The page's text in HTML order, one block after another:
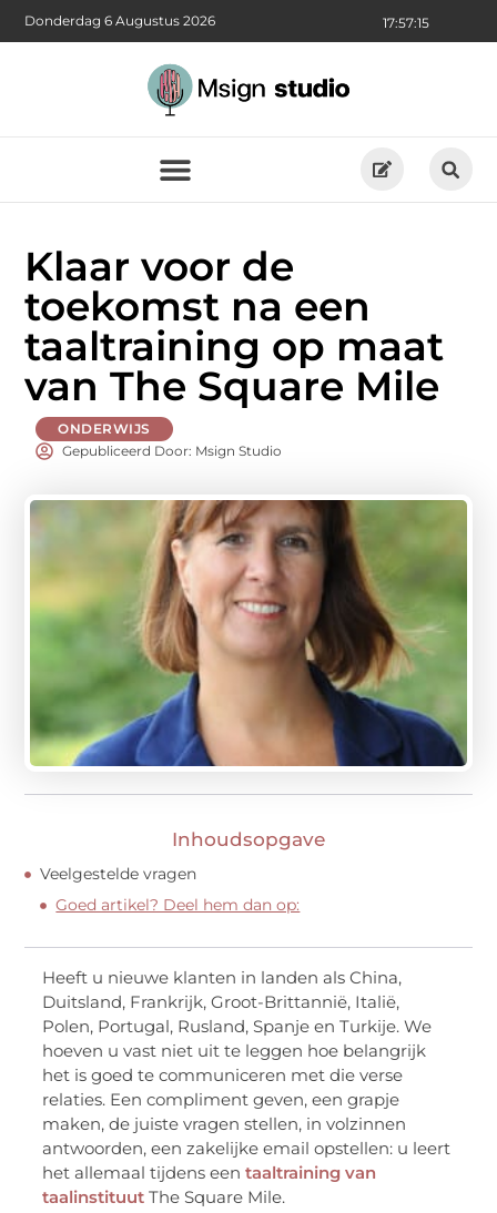
17:57:16
Donderdag 6 Augustus 2026
Klaar voor de
toekomst na een
taaltraining op maat
van The Square Mile
ONDERWIJS
Gepubliceerd Door: Msign Studio
Inhoudsopgave
Veelgestelde vragen
Goed artikel? Deel hem dan op:
Heeft u nieuwe klanten in landen als China,
Duitsland, Frankrijk, Groot-Brittannië, Italië,
Polen, Portugal, Rusland, Spanje en Turkije. We
hoeven u vast niet uit te leggen hoe belangrijk
het is goed te communiceren met die verse
relaties. Een compliment geven, een grapje
maken, de juiste vragen stellen, in volzinnen
antwoorden, een zakelijke email opstellen: u leert
het allemaal tijdens eentaaltraining van
taalinstituut The Square Mile.